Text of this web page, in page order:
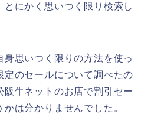
にかく思いつく限り検索し
身思いつく限りの方法を使っ
定のセールについて調べたの
阪牛ネットのお店で割引セー
は分かりませんでした。